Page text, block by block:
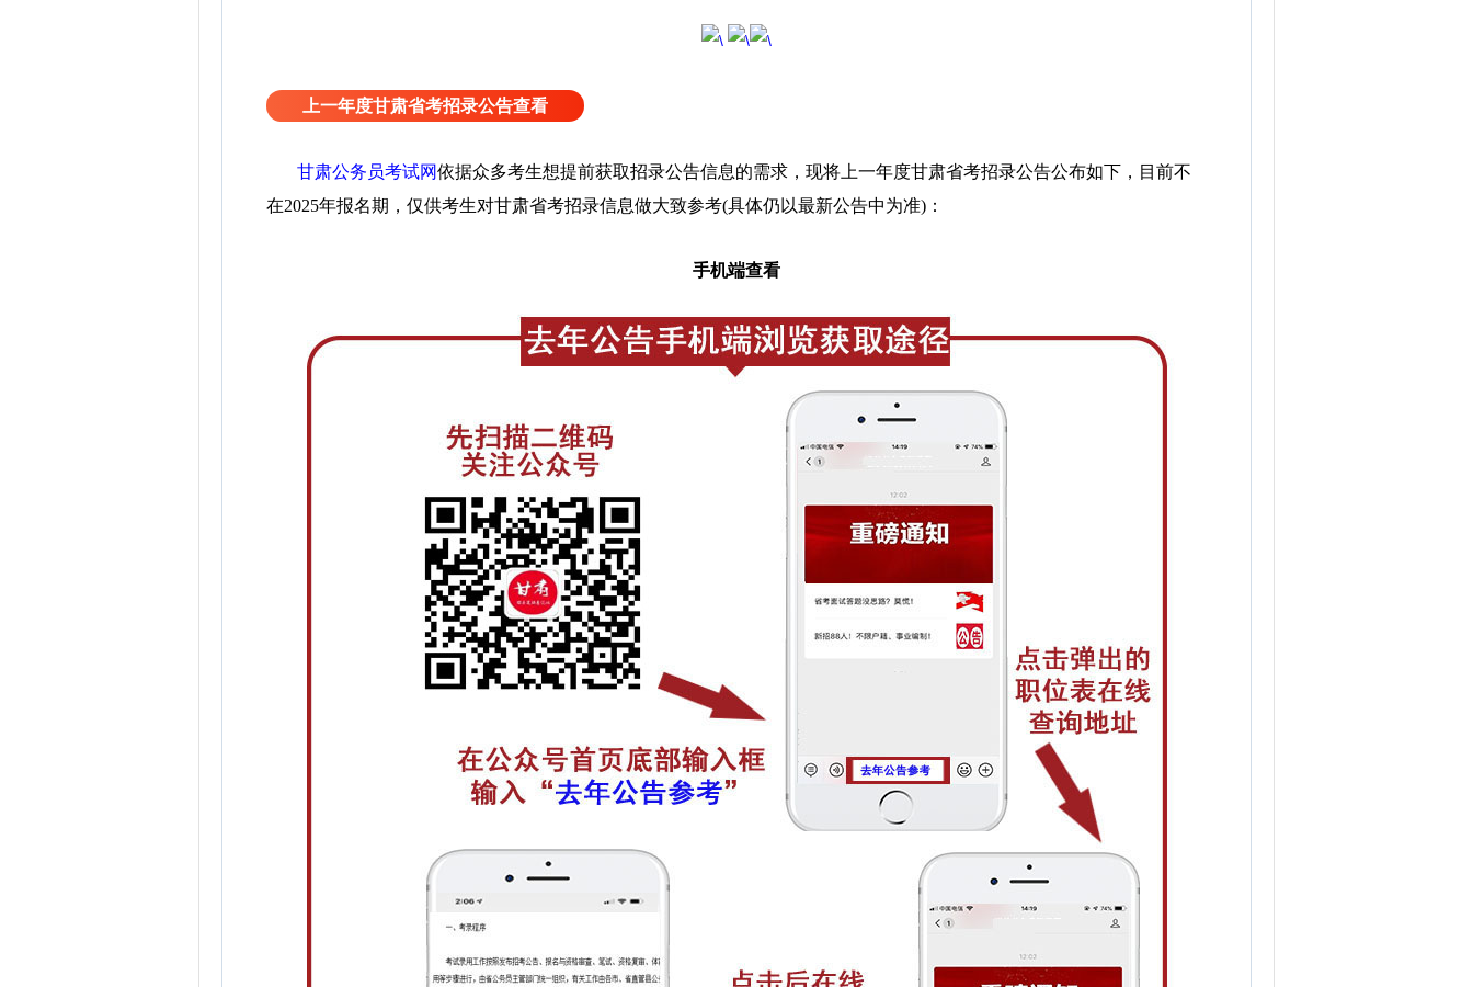
上一年度甘肃省考招录公告查看
甘肃公务员考试网依据众多考生想提前获取招录公告信息的需求，现将上一年度甘肃省考招录公告公布如下，目前不
在2025年报名期，仅供考生对甘肃省考招录信息做大致参考(具体仍以最新公告中为准)：
手机端查看